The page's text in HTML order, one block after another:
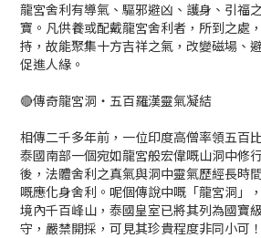
龍宮舍利有導氣、驅邪避凶、護身、引福
寶。凡供養或配戴龍宮舍利者，所到之處
持，故能聚集十方吉祥之氣，改變磁場、
促進人緣。
🔴傳奇龍宮洞・五百羅漢靈氣凝結
相傳二千多年前，一位印度高僧率領五百
泰國南部一個宛如龍宮般宏偉嘅山洞中修
後，法體舍利之真氣與洞中靈氣歷經長時
嘅應化身舍利。呢個傳說中嘅「龍宮洞」
境內千百峰山，泰國皇室已將其列為國寶
守，嚴禁開採，可見其珍貴程度非同小